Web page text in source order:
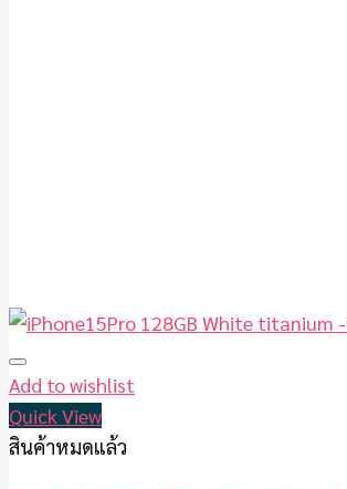
Add to wishlist
Quick View
สินค้าหมดแล้ว